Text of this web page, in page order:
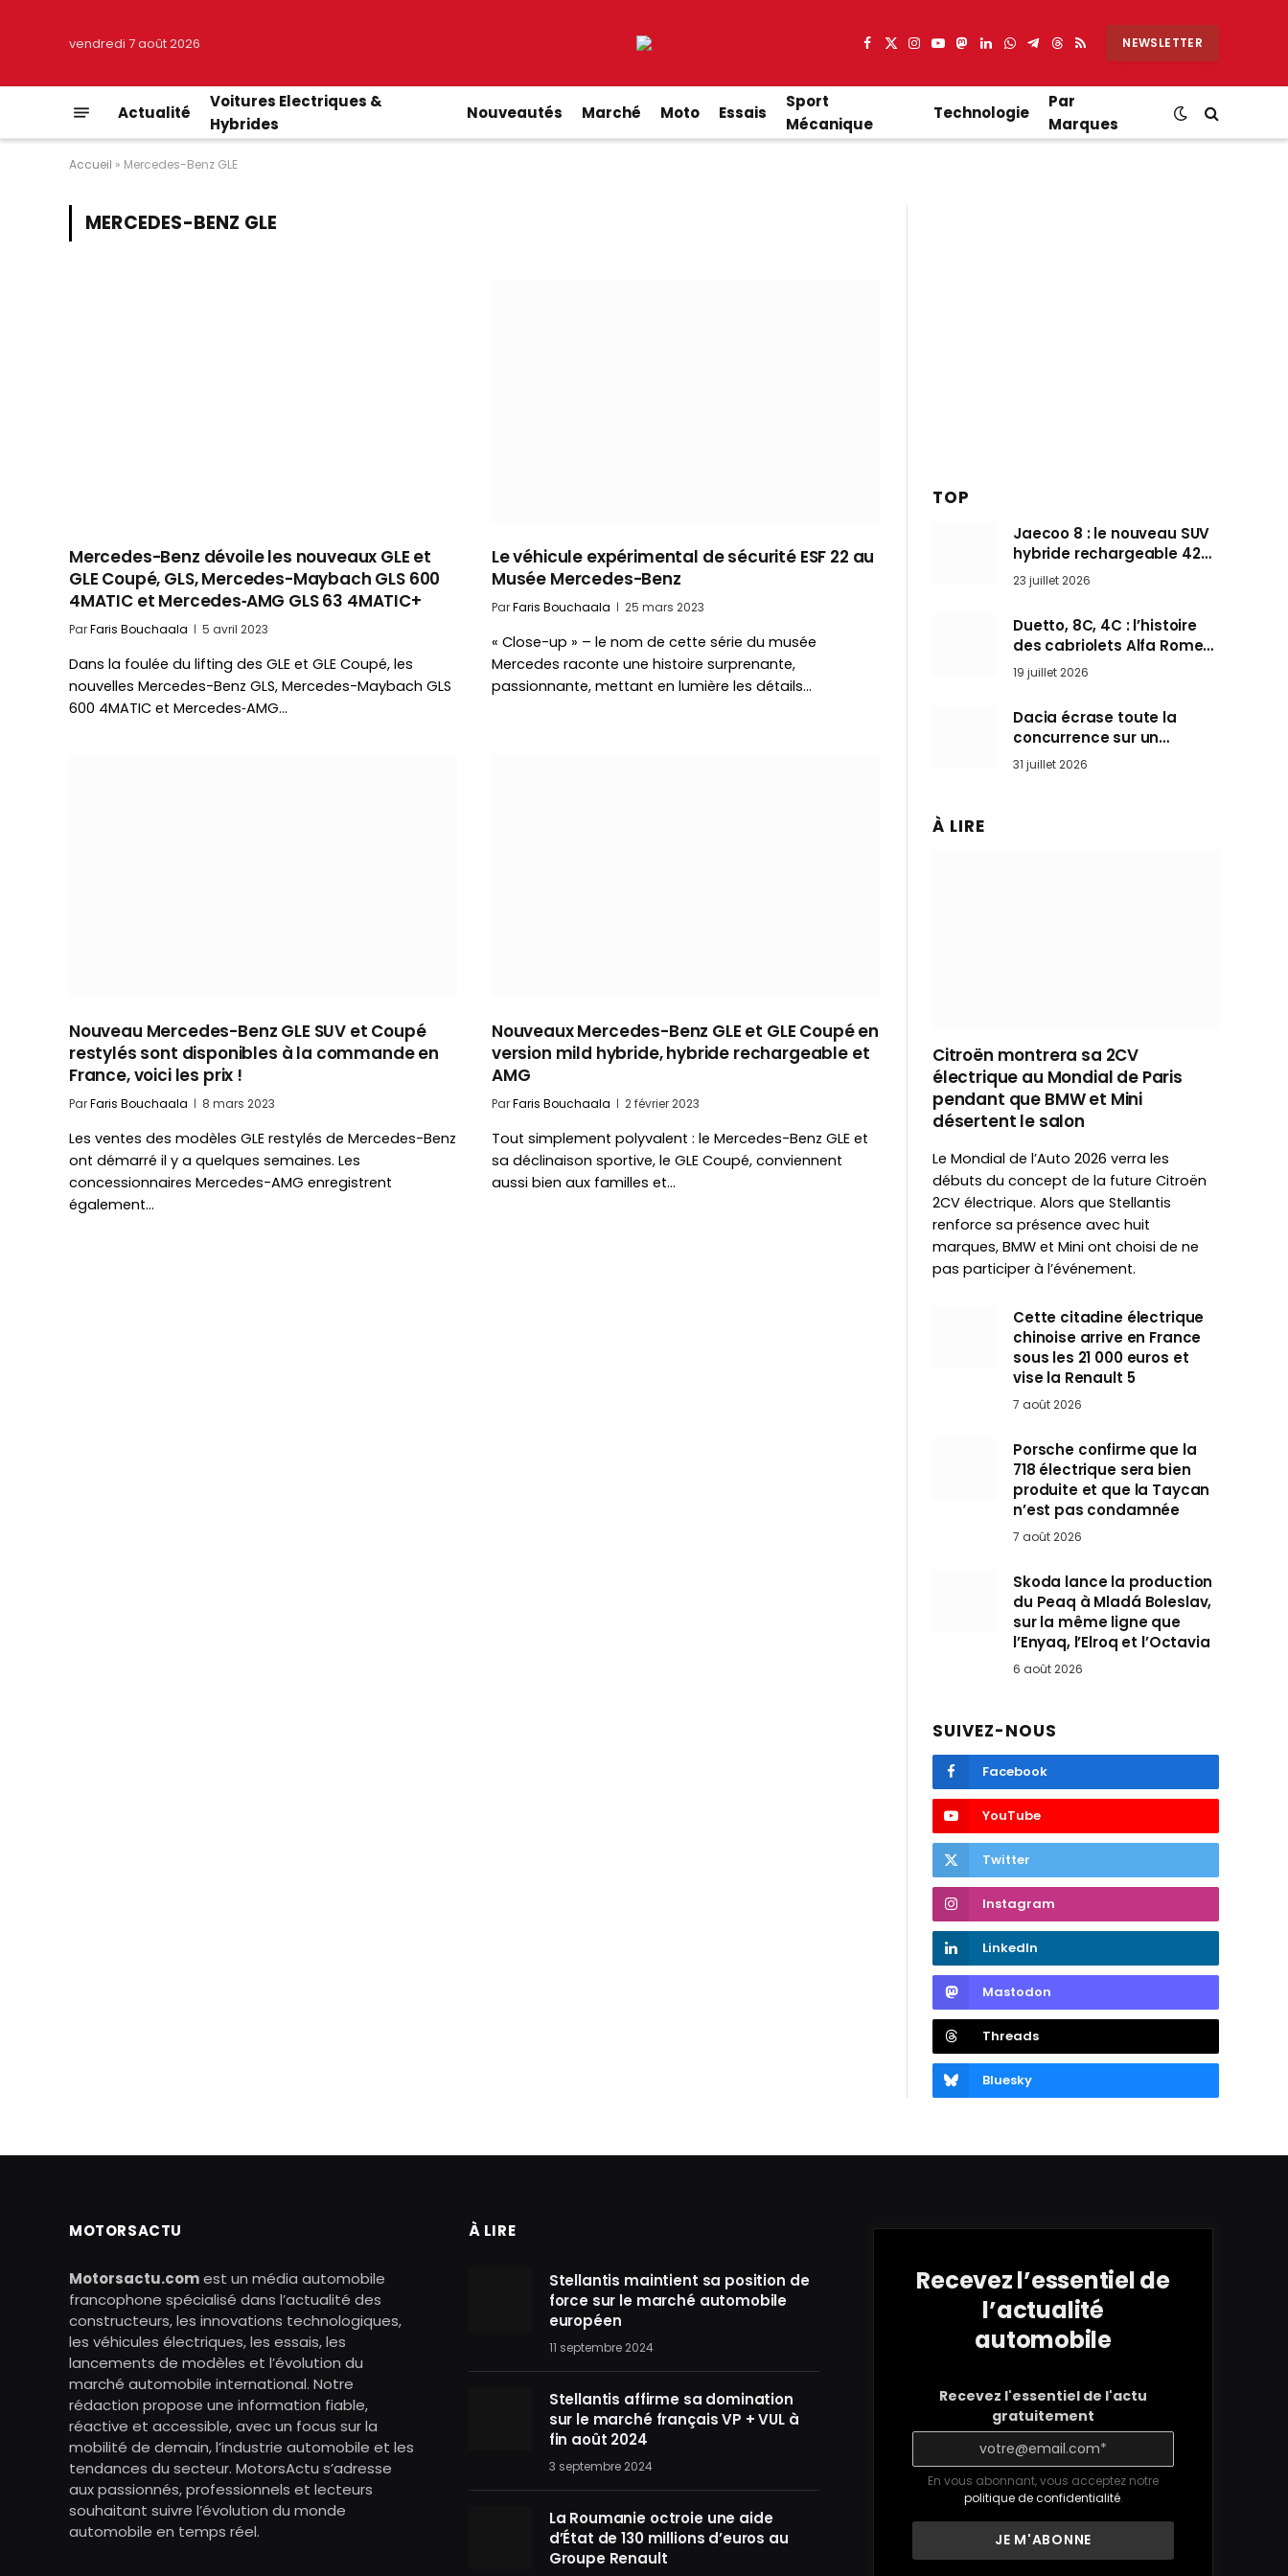
vendredi 7 août 2026 Facebook
X
Instagram
YouTube
Mastodon
LinkedIn
WhatsApp
Partager
Telegram
Threads
RSS NEWSLETTER
Actualité
Voitures Electriques &
Hybrides
Nouveautés Marché Moto Essais
Sport
Mécanique
Technologie
Par
Marques
Accueil » Mercedes-Benz GLE
MERCEDES-BENZ GLE
Mercedes-Benz dévoile les nouveaux GLE et
GLE Coupé, GLS, Mercedes-Maybach GLS 600
4MATIC et Mercedes‑AMG GLS 63 4MATIC+
ParFaris Bouchaala 5 avril 2023
Dans la foulée du lifting des GLE et GLE Coupé, les
nouvelles Mercedes-Benz GLS, Mercedes-Maybach GLS
600 4MATIC et Mercedes‑AMG…
Le véhicule expérimental de sécurité ESF 22 au
Musée Mercedes-Benz
ParFaris Bouchaala 25 mars 2023
« Close-up » – le nom de cette série du musée
Mercedes raconte une histoire surprenante,
passionnante, mettant en lumière les détails…
Nouveau Mercedes-Benz GLE SUV et Coupé
restylés sont disponibles à la commande en
France, voici les prix !
ParFaris Bouchaala 8 mars 2023
Les ventes des modèles GLE restylés de Mercedes-Benz
ont démarré il y a quelques semaines. Les
concessionnaires Mercedes-AMG enregistrent
également…
Nouveaux Mercedes-Benz GLE et GLE Coupé en
version mild hybride, hybride rechargeable et
AMG
ParFaris Bouchaala 2 février 2023
Tout simplement polyvalent : le Mercedes-Benz GLE et
sa déclinaison sportive, le GLE Coupé, conviennent
aussi bien aux familles et…
TOP
Jaecoo 8 : le nouveau SUV
hybride rechargeable 428
ch qui vise l’Audi Q7 arrive
en Europe cet automne
23 juillet 2026
Duetto, 8C, 4C : l’histoire
des cabriolets Alfa Romeo,
ces Spider qui ont défini
l’art de rouler cheveux au
vent
19 juillet 2026
Dacia écrase toute la
concurrence sur un
marché où personne ne
l’attendait
31 juillet 2026
À LIRE
Citroën montrera sa 2CV
électrique au Mondial de Paris
pendant que BMW et Mini
désertent le salon
Le Mondial de l’Auto 2026 verra les
débuts du concept de la future Citroën
2CV électrique. Alors que Stellantis
renforce sa présence avec huit
marques, BMW et Mini ont choisi de ne
pas participer à l’événement.
Cette citadine électrique
chinoise arrive en France
sous les 21 000 euros et
vise la Renault 5
7 août 2026
Porsche confirme que la
718 électrique sera bien
produite et que la Taycan
n’est pas condamnée
7 août 2026
Skoda lance la production
du Peaq à Mladá Boleslav,
sur la même ligne que
l’Enyaq, l’Elroq et l’Octavia
6 août 2026
SUIVEZ-NOUS
Facebook
YouTube
Twitter
Instagram
LinkedIn
Mastodon
Threads
Bluesky
MOTORSACTU
Motorsactu.comest un média automobile
francophone spécialisé dans l’actualité des
constructeurs, les innovations technologiques,
les véhicules électriques, les essais, les
lancements de modèles et l’évolution du
marché automobile international. Notre
rédaction propose une information fiable,
réactive et accessible, avec un focus sur la
mobilité de demain, l’industrie automobile et les
tendances du secteur. MotorsActu s’adresse
aux passionnés, professionnels et lecteurs
souhaitant suivre l’évolution du monde
automobile en temps réel.
À LIRE
Stellantis maintient sa position de
force sur le marché automobile
européen
11 septembre 2024
Stellantis affirme sa domination
sur le marché français VP + VUL à
fin août 2024
3 septembre 2024
La Roumanie octroie une aide
d’État de 130 millions d’euros au
Groupe Renault
Recevez l’essentiel de
l’actualité
automobile
Recevez l'essentiel de l'actu
gratuitement
En vous abonnant, vous acceptez notre
politique de confidentialité.